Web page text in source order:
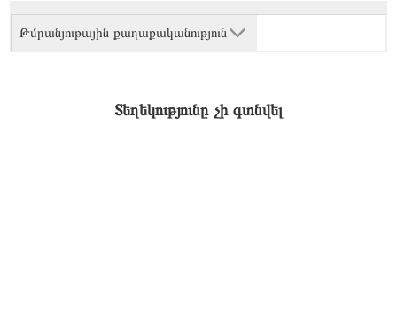
Թմրանյութային քաղաքականություն
Տեղեկությունը չի գտնվել